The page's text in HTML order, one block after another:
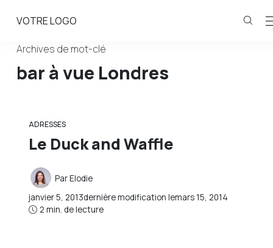
VOTRE LOGO
Archives de mot-clé
bar à vue Londres
ADRESSES
Le Duck and Waffle
ParElodie
janvier 5, 2013dernière modification lemars 15, 2014
2 min. de lecture